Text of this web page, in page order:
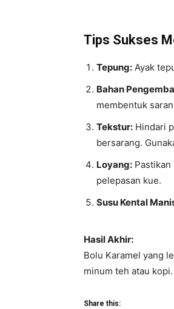
Tips Sukses
Tepung: Ayak
Bahan
membentuk
Tekstur: Hindari
bersarang.
Loyang:
pelepasan kue.
Susu Kental
Hasil Akhir:
Bolu Karamel yang
minum teh atau
Share this: